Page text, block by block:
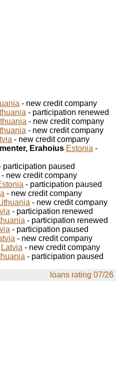
- new credit company
- participation renewed
- new credit company
- new credit company
- new credit company
Erahoius Estonia -
participation paused
- new credit company
- participation paused
- new credit company
- new credit company
- participation renewed
- participation renewed
- participation paused
- new credit company
Latvia - new credit company
- participation paused
loans rating 07/26